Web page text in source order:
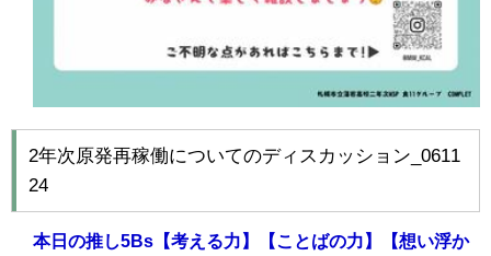
2年次原発再稼働についてのディスカッション_0611
24
本日の推し5Bs 【考える力】【ことばの力】【想い浮か